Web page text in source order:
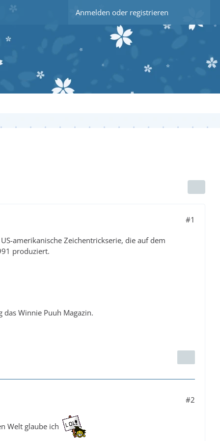
Anmelden oder registrieren
#1
amerikanische Zeichentrickserie, die auf dem
produziert.
Winnie Puuh Magazin.
#2
Welt glaube ich